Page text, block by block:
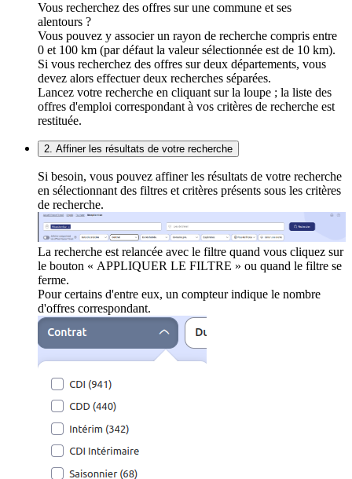
Vous recherchez des offres sur une commune et ses
alentours ?
Vous pouvez y associer un rayon de recherche compris entre
0 et 100 km (par défaut la valeur sélectionnée est de 10 km).
Si vous recherchez des offres sur deux départements, vous
devez alors effectuer deux recherches séparées.
Lancez votre recherche en cliquant sur la loupe ; la liste des
offres d'emploi correspondant à vos critères de recherche est
restituée.
2. Affiner les résultats de votre recherche
Si besoin, vous pouvez affiner les résultats de votre recherche
en sélectionnant des filtres et critères présents sous les critères
de recherche.
La recherche est relancée avec le filtre quand vous cliquez sur
le bouton « APPLIQUER LE FILTRE » ou quand le filtre se
ferme.
Pour certains d'entre eux, un compteur indique le nombre
d'offres correspondant.